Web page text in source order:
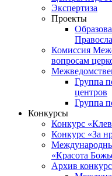
Экспертиза
Проекты
Комиссия
вопросам
Группа
центров
Группа
Конкурсы
Конкурс
Конкурс «За
«Красота
Архив